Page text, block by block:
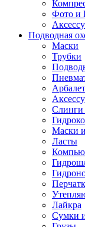
Фото и
Подводная
Маски
Трубки
Слинги
Маски
Ласты
Лайкра
Сумки